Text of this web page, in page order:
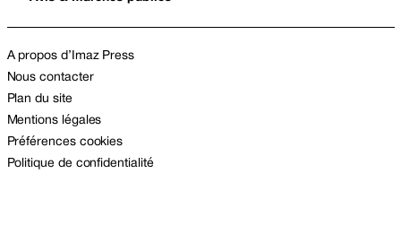
A propos d’Imaz Press
Nous contacter
Plan du site
Mentions légales
Préférences cookies
Politique de confidentialité